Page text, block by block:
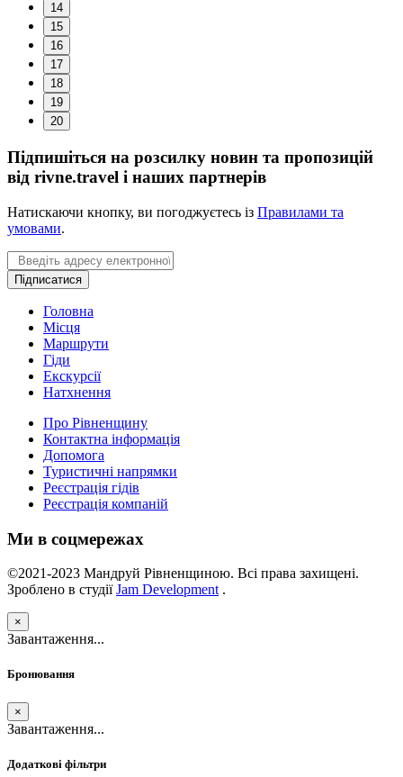
14
15
16
17
18
19
20
Підпишіться на розсилку новин та пропозицій
від rivne.travel і наших партнерів
Натискаючи кнопку, ви погоджуєтесь із Правилами та
умовами.
Email
Підписатися
Головна
Місця
Маршрути
Гіди
Екскурсії
Натхнення
Про Рівненщину
Контактна інформація
Допомога
Туристичні напрямки
Реєстрація гідів
Реєстрація компаній
Ми в соцмережах
©2021-2023 Мандруй Рівненщиною. Всі права захищені.
Зроблено в студіїJam Development .
×
Завантаження...
Бронювання
×
Завантаження...
Додаткові фільтри